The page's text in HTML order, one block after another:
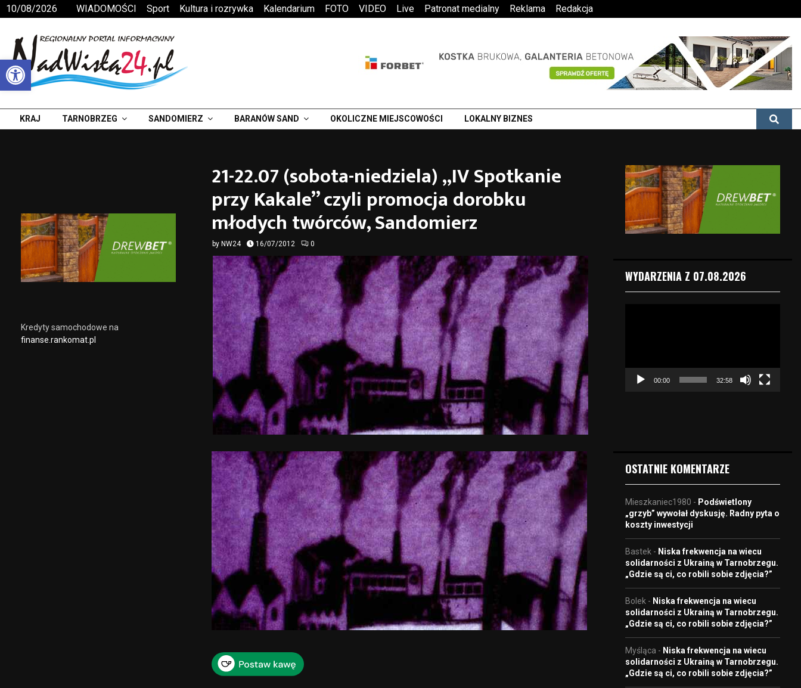
Otwórz pasek narzędzi
10/08/2026 WIADOMOŚCI Sport Kultura i rozrywka Kalendarium FOTO VIDEO Live Patronat medialny Reklama Redakcja
KRAJ TARNOBRZEG SANDOMIERZ BARANÓW SAND OKOLICZNE MIEJSCOWOŚCI LOKALNY BIZNES
21-22.07 (sobota-niedziela) „IV Spotkanie
przy Kakale” czyli promocja dorobku
młodych twórców, Sandomierz
by NW24 16/07/2012 0
Kredyty samochodowe na
finanse.rankomat.pl
WYDARZENIA Z 07.08.2026
e
o
00:00 32:58
OSTATNIE KOMENTARZE
Mieszkaniec1980 - Podświetlony
„grzyb” wywołał dyskusję. Radny pyta o
koszty inwestycji
Bastek - Niska frekwencja na wiecu
solidarności z Ukrainą w Tarnobrzegu.
„Gdzie są ci, co robili sobie zdjęcia?”
Bolek - Niska frekwencja na wiecu
solidarności z Ukrainą w Tarnobrzegu.
„Gdzie są ci, co robili sobie zdjęcia?”
Myśląca - Niska frekwencja na wiecu
solidarności z Ukrainą w Tarnobrzegu.
„Gdzie są ci, co robili sobie zdjęcia?”